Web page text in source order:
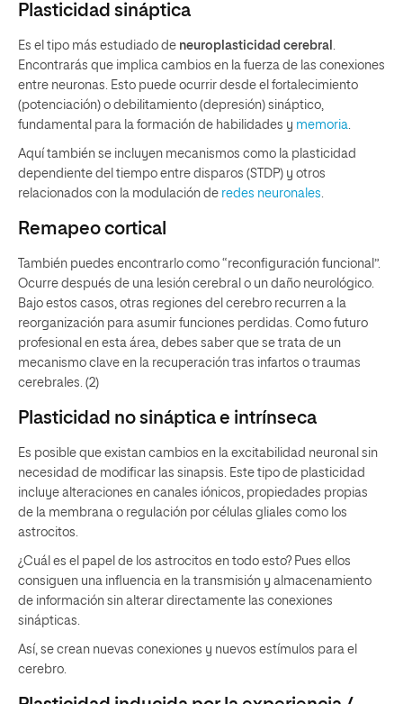
Plasticidad sináptica
Es el tipo más estudiado de neuroplasticidad cerebral .
Encontrarás que implica cambios en la fuerza de las conexiones
entre neuronas. Esto puede ocurrir desde el fortalecimiento
(potenciación) o debilitamiento (depresión) sináptico,
fundamental para la formación de habilidades y memoria.
Aquí también se incluyen mecanismos como la plasticidad
dependiente del tiempo entre disparos (STDP) y otros
relacionados con la modulación de redes neuronales.
Remapeo cortical
También puedes encontrarlo como “reconfiguración funcional”.
Ocurre después de una lesión cerebral o un daño neurológico.
Bajo estos casos, otras regiones del cerebro recurren a la
reorganización para asumir funciones perdidas. Como futuro
profesional en esta área, debes saber que se trata de un
mecanismo clave en la recuperación tras infartos o traumas
cerebrales. (2)
Plasticidad no sináptica e intrínseca
Es posible que existan cambios en la excitabilidad neuronal sin
necesidad de modificar las sinapsis. Este tipo de plasticidad
incluye alteraciones en canales iónicos, propiedades propias
de la membrana o regulación por células gliales como los
astrocitos.
¿Cuál es el papel de los astrocitos en todo esto? Pues ellos
consiguen una influencia en la transmisión y almacenamiento
de información sin alterar directamente las conexiones
sinápticas.
Así, se crean nuevas conexiones y nuevos estímulos para el
cerebro.